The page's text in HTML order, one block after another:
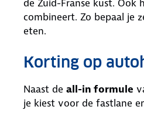
de Zuid-Franse kust. Ook
combineert. Zo bepaal je
eten.
Korting op
Naast de all-in formule
je kiest voor de fastlane